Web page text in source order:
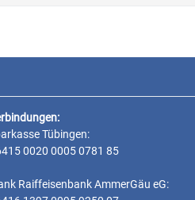
Tübingen:
0020 0005 0781 85
Raiffeisenbank AmmerGäu eG: